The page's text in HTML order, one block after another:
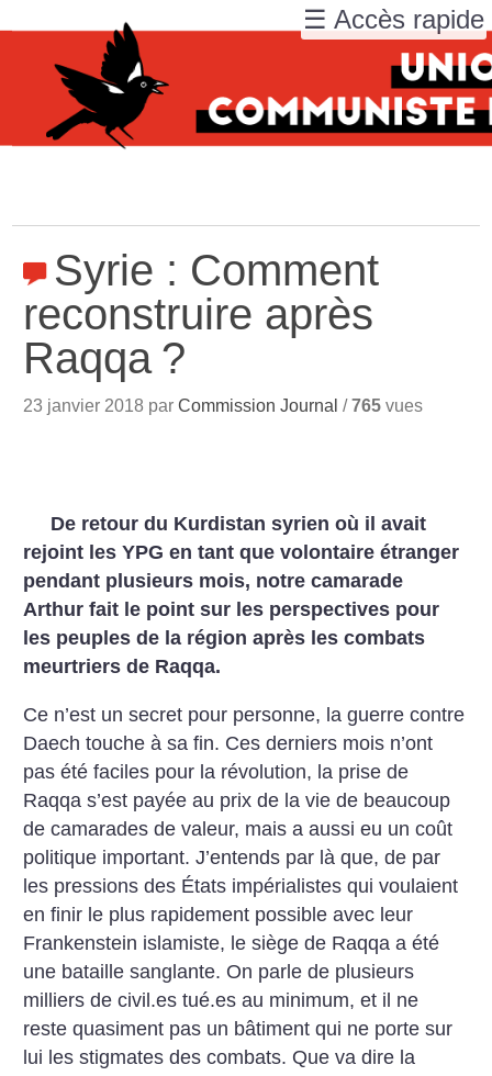
Syrie : Comment
reconstruire après
Raqqa ?
23 janvier 2018 parCommission Journal /765 vues
De retour du Kurdistan syrien où il avait
rejoint les YPG en tant que volontaire étranger
pendant plusieurs mois, notre camarade
Arthur fait le point sur les perspectives pour
les peuples de la région après les combats
meurtriers de Raqqa.
Ce n’est un secret pour personne, la guerre contre
Daech touche à sa fin. Ces derniers mois n’ont
pas été faciles pour la révolution, la prise de
Raqqa s’est payée au prix de la vie de beaucoup
de camarades de valeur, mais a aussi eu un coût
politique important. J’entends par là que, de par
les pressions des États impérialistes qui voulaient
en finir le plus rapidement possible avec leur
Frankenstein islamiste, le siège de Raqqa a été
une bataille sanglante. On parle de plusieurs
milliers de civil.es tué.es au minimum, et il ne
reste quasiment pas un bâtiment qui ne porte sur
lui les stigmates des combats. Que va dire la
☰ Accès rapide